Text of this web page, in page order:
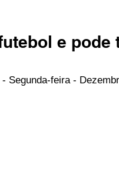
e pode
Segunda-feira -